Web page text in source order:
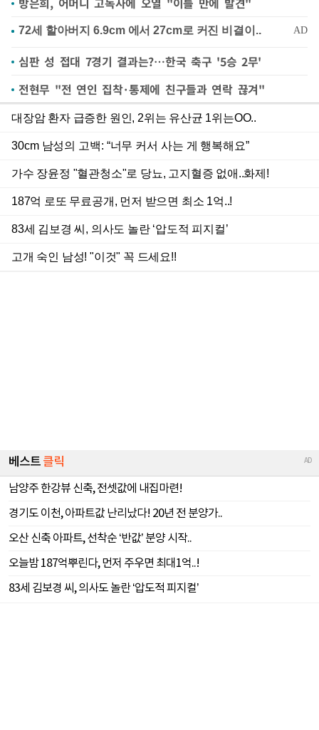
심판 성 접대 7경기 결과는?…한국 축구 '5승 2무'
전현무 "전 연인 집착·통제에 친구들과 연락 끊겨"